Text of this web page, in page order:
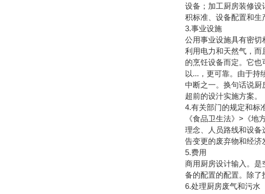
设备；加工厨房装修
积标准、设备配置和生
3.事业设施
公用事业设施具有密切
利用电力和天然气，
的烹饪设备而定。它
以...，更可靠。由于持
中断之一。换句话说
超前的设汁实施方案。
4.有关部门的规定和标
《食品卫生法》>《
理念、人员路线和设备
告变更的废弃物和经济
5.费用
商用厨房设计输入。
备的配置的配置。除了
6.处理厨房废气和污水